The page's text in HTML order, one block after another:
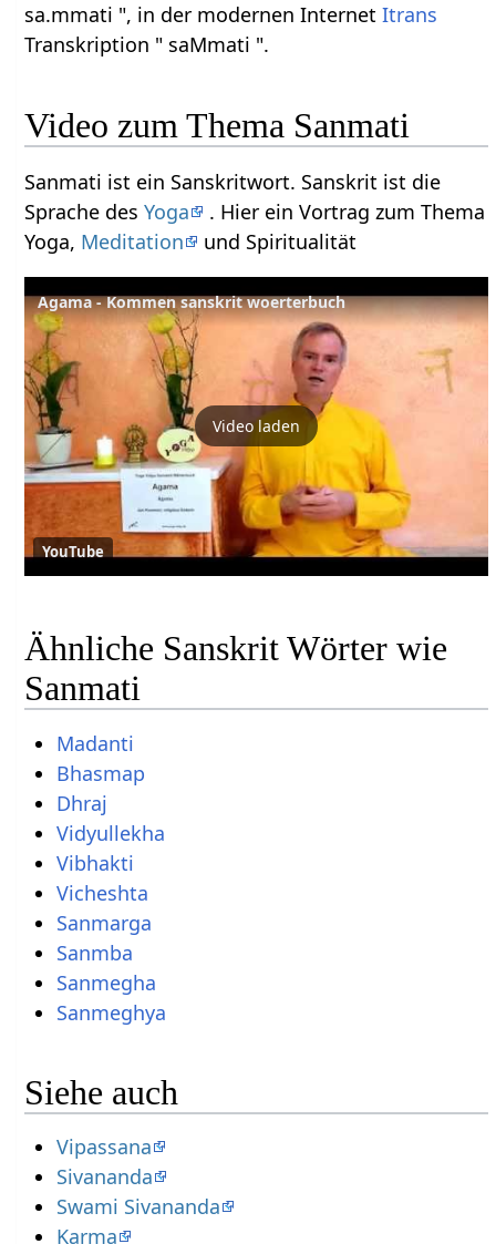
sa.mmati ", in der modernen InternetItrans
Transkription " saMmati ".
Video zum Thema Sanmati
Sanmati ist ein Sanskritwort. Sanskrit ist die
Sprache desYoga
. Hier ein Vortrag zum Thema
Yoga, Meditation und Spiritualität
Agama - Kommen sanskrit woerterbuch
Video laden
YouTube
Ähnliche Sanskrit Wörter wie
Sanmati
Madanti
Bhasmap
Dhraj
Vidyullekha
Vibhakti
Vicheshta
Sanmarga
Sanmba
Sanmegha
Sanmeghya
Siehe auch
Vipassana
Sivananda
Swami Sivananda
Karma